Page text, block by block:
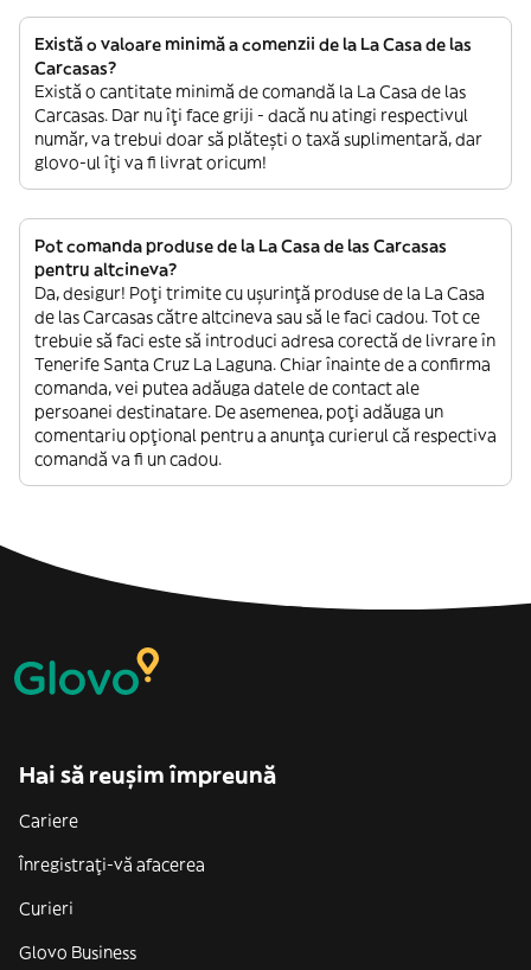
Există o valoare minimă a comenzii de la La Casa de las
Carcasas?
Există o cantitate minimă de comandă la La Casa de las
Carcasas. Dar nu îți face griji - dacă nu atingi respectivul
număr, va trebui doar să plătești o taxă suplimentară, dar
glovo-ul îți va fi livrat oricum!
Pot comanda produse de la La Casa de las Carcasas
pentru altcineva?
Da, desigur! Poți trimite cu ușurință produse de la La Casa
de las Carcasas către altcineva sau să le faci cadou. Tot ce
trebuie să faci este să introduci adresa corectă de livrare în
Tenerife Santa Cruz La Laguna. Chiar înainte de a confirma
comanda, vei putea adăuga datele de contact ale
persoanei destinatare. De asemenea, poți adăuga un
comentariu opțional pentru a anunța curierul că respectiva
comandă va fi un cadou.
Hai să reușim împreună
Cariere
Înregistrați-vă afacerea
Curieri
Glovo Business